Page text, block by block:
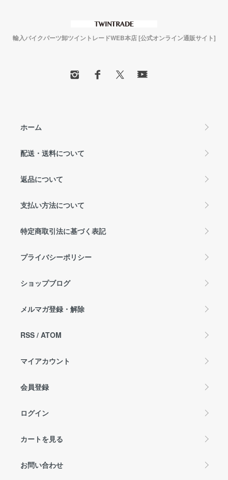
輸入バイクパーツ卸ツイントレードWEB本店 [公式オンライン通販サイト]
ホーム
配送・送料について
返品について
支払い方法について
特定商取引法に基づく表記
プライバシーポリシー
ショップブログ
メルマガ登録・解除
RSS / ATOM
マイアカウント
会員登録
ログイン
カートを見る
お問い合わせ